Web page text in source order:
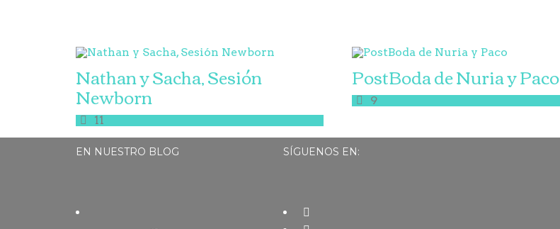
Nathan y Sacha, Sesión
Newborn
11
PostBoda de Nuria y Paco
9
EN NUESTRO BLOG SÍGUENOS EN: